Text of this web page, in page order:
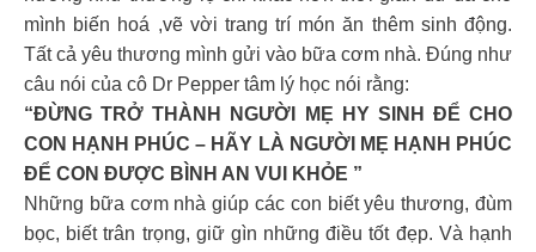
mình biến hoá ,vẽ vời trang trí món ăn thêm sinh động.
Tất cả yêu thương mình gửi vào bữa cơm nhà. Đúng như
câu nói của cô Dr Pepper tâm lý học nói rằng:
“ĐỪNG TRỞ THÀNH NGƯỜI MẸ HY SINH ĐỂ CHO
CON HẠNH PHÚC – HÃY LÀ NGƯỜI MẸ HẠNH PHÚC
ĐỂ CON ĐƯỢC BÌNH AN VUI KHỎE ”
Những bữa cơm nhà giúp các con biết yêu thương, đùm
bọc, biết trân trọng, giữ gìn những điều tốt đẹp. Và hạnh